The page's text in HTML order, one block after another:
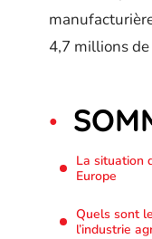
4,7 millions
La situation
Europe
Quels sont
l’industrie